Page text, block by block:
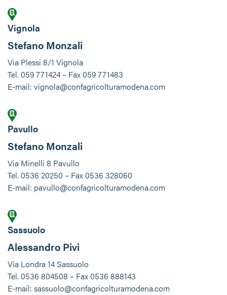
Vignola
Stefano Monzali
Via Plessi 8/1 Vignola
Tel. 059 771424 – Fax 059 771483
E-mail: vignola@confagricolturamodena.com
Pavullo
Stefano Monzali
Via Minelli 8 Pavullo
Tel. 0536 20250 – Fax 0536 328060
E-mail: pavullo@confagricolturamodena.com
Sassuolo
Alessandro Pivi
Via Londra 14 Sassuolo
Tel. 0536 804508 – Fax 0536 888143
E-mail: sassuolo@confagricolturamodena.com